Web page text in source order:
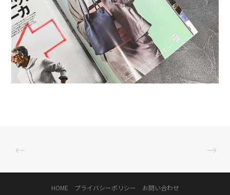
HOME プライバシーポリシー お問い合わせ